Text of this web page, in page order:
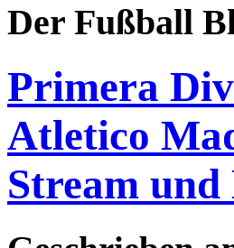
Der Fußball
Primera
Atletico
Stream